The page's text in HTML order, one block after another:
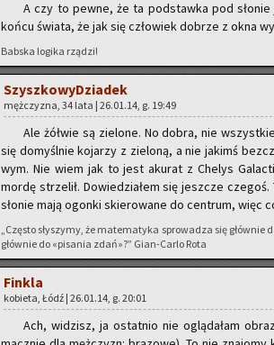
A czy to pewne, że ta pod­staw­ka pod
końcu świa­ta, że jak się czło­wiek do­brze z okna
Bab­ska lo­gi­ka rzą­dzi!
Szysz­ko­wy­Dzia­dek
męż­czy­zna, 34 lata | 26.01.14, g. 19:49
Ale żół­wie są zie­lo­ne. No dobra, nie
się do­myśl­nie ko­ja­rzy z zie­lo­ną, a nie ja­kimś
wym. Nie wiem jak to jest aku­rat z Che­lys
mordę strze­lił. Do­wie­dzia­łem się jesz­cze
sło­nie mają ogon­ki skie­ro­wa­ne do cen­trum, więc
„Czę­sto sły­szy­my, że ma­te­ma­ty­ka spro­wa­dza się
głów­nie do «pi­sa­nia zdań»?” Gian-Car­lo Rota
Fin­kla
ko­bie­ta, Łódź | 26.01.14, g. 20:01
Ach, wi­dzisz, ja ostat­nio nie oglą­da­łam